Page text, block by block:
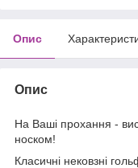
Опис
Опис
На Ваші прохання -
носком!
Класичні нековзні